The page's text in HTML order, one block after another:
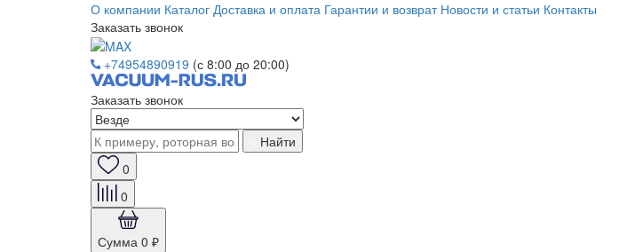
О компании Каталог Доставка и оплата Гарантии и возврат Новости и статьи Контакты
Заказать звонок
+74954890919 (с 8:00 до 20:00)
Заказать звонок
Найти
0
0
Сумма 0 ₽